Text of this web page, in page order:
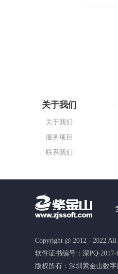
关于我们
关于我们
服务项目
联系我们
Copyright @ 2012 - 2022 All
软件证书编号：深PQ-2017-
版权所有：深圳紫金山数字